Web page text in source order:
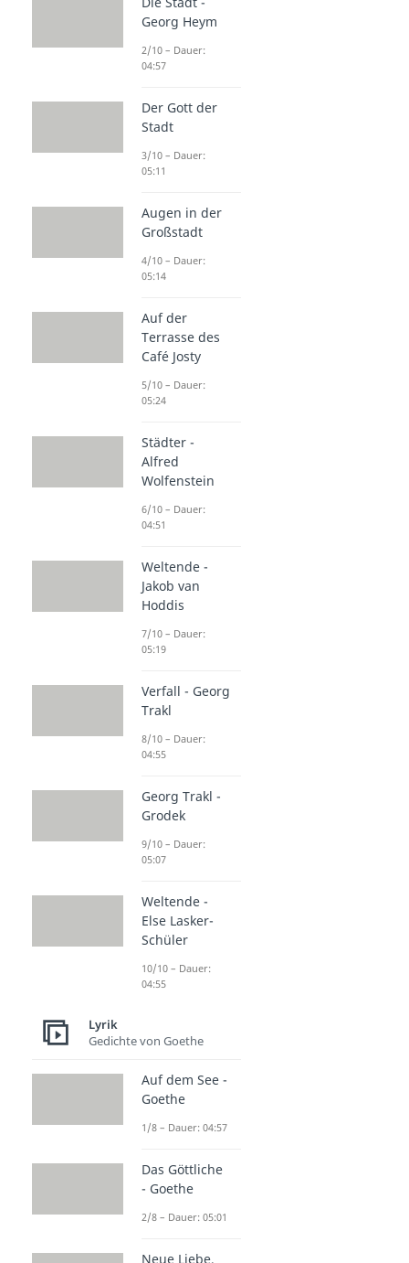
Georg Heym
2/10 – Dauer:
04:57
Der Gott der
Stadt
3/10 – Dauer:
05:11
Augen in der
Großstadt
4/10 – Dauer:
05:14
Auf der
Terrasse des
Café Josty
5/10 – Dauer:
05:24
Städter -
Alfred
Wolfenstein
6/10 – Dauer:
04:51
Weltende -
Jakob van
Hoddis
7/10 – Dauer:
05:19
Verfall - Georg
Trakl
8/10 – Dauer:
04:55
Georg Trakl -
Grodek
9/10 – Dauer:
05:07
Weltende -
Else Lasker-
Schüler
10/10 – Dauer:
04:55
Lyrik
Gedichte von Goethe
Auf dem See -
Goethe
1/8 – Dauer: 04:57
Das Göttliche
- Goethe
2/8 – Dauer: 05:01
Neue Liebe,